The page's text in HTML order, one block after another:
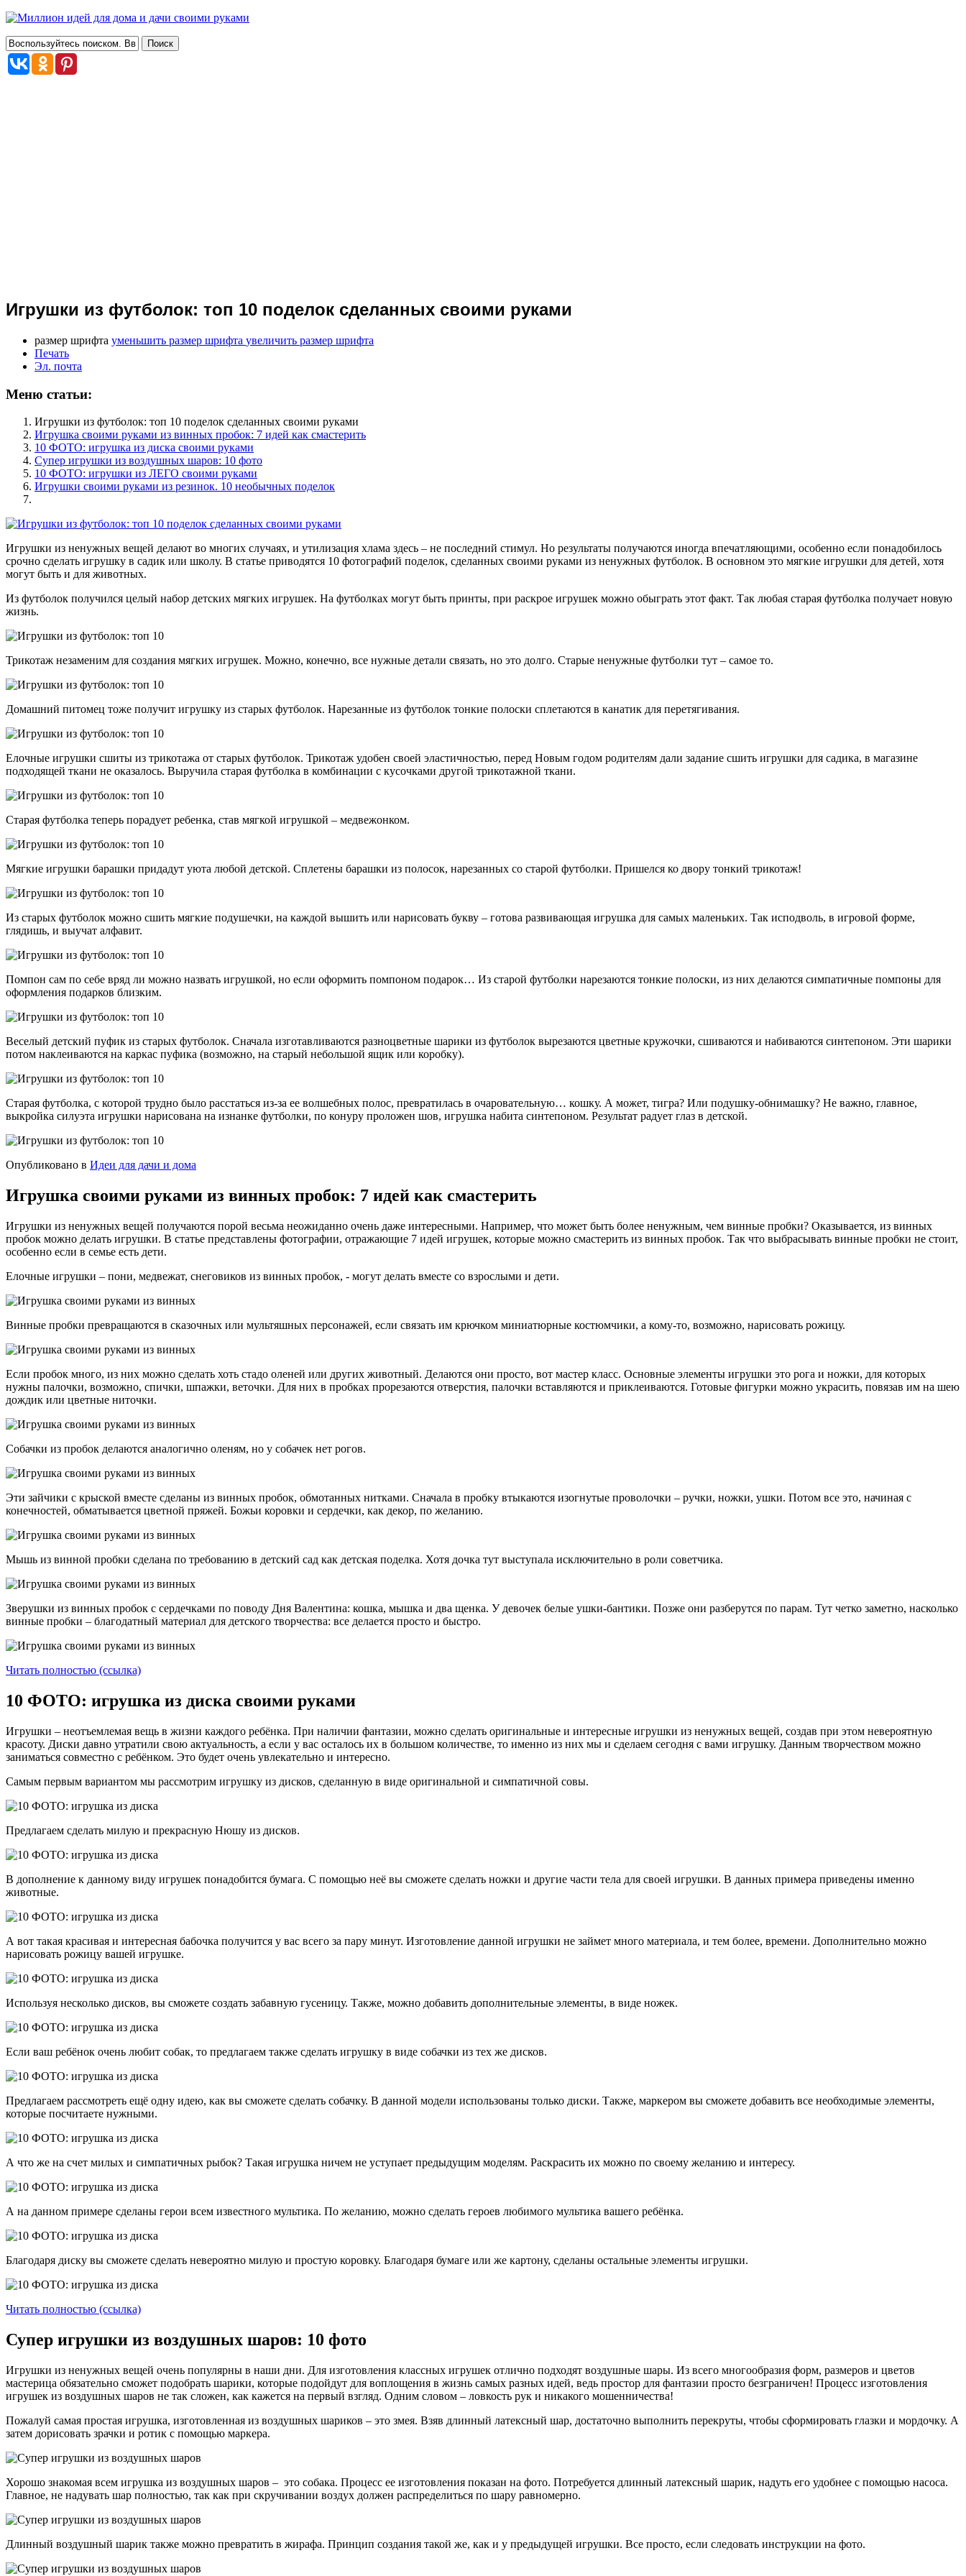
Игрушки из футболок: топ 10 поделок сделанных своими руками
размер шрифта уменьшить размер шрифта увеличить размер шрифта
Печать
Эл. почта
Меню статьи:
Игрушки из футболок: топ 10 поделок сделанных своими руками
Игрушка своими руками из винных пробок: 7 идей как смастерить
10 ФОТО: игрушка из диска своими руками
Супер игрушки из воздушных шаров: 10 фото
10 ФОТО: игрушки из ЛЕГО своими руками
Игрушки своими руками из резинок. 10 необычных поделок
Игрушки из ненужных вещей делают во многих случаях, и утилизация хлама здесь – не последний стимул. Но результаты получаются иногда впечатляющими, особенно если понадобилось
срочно сделать игрушку в садик или школу. В статье приводятся 10 фотографий поделок, сделанных своими руками из ненужных футболок. В основном это мягкие игрушки для детей, хотя
могут быть и для животных.
Из футболок получился целый набор детских мягких игрушек. На футболках могут быть принты, при раскрое игрушек можно обыграть этот факт. Так любая старая футболка получает новую
жизнь.
Трикотаж незаменим для создания мягких игрушек. Можно, конечно, все нужные детали связать, но это долго. Старые ненужные футболки тут – самое то.
Домашний питомец тоже получит игрушку из старых футболок. Нарезанные из футболок тонкие полоски сплетаются в канатик для перетягивания.
Елочные игрушки сшиты из трикотажа от старых футболок. Трикотаж удобен своей эластичностью, перед Новым годом родителям дали задание сшить игрушки для садика, в магазине
подходящей ткани не оказалось. Выручила старая футболка в комбинации с кусочками другой трикотажной ткани.
Старая футболка теперь порадует ребенка, став мягкой игрушкой – медвежонком.
Мягкие игрушки барашки придадут уюта любой детской. Сплетены барашки из полосок, нарезанных со старой футболки. Пришелся ко двору тонкий трикотаж!
Из старых футболок можно сшить мягкие подушечки, на каждой вышить или нарисовать букву – готова развивающая игрушка для самых маленьких. Так исподволь, в игровой форме,
глядишь, и выучат алфавит.
Помпон сам по себе вряд ли можно назвать игрушкой, но если оформить помпоном подарок… Из старой футболки нарезаются тонкие полоски, из них делаются симпатичные помпоны для
оформления подарков близким.
Веселый детский пуфик из старых футболок. Сначала изготавливаются разноцветные шарики из футболок вырезаются цветные кружочки, сшиваются и набиваются синтепоном. Эти шарики
потом наклеиваются на каркас пуфика (возможно, на старый небольшой ящик или коробку).
Старая футболка, с которой трудно было расстаться из-за ее волшебных полос, превратилась в очаровательную… кошку. А может, тигра? Или подушку-обнимашку? Не важно, главное,
выкройка силуэта игрушки нарисована на изнанке футболки, по конуру проложен шов, игрушка набита синтепоном. Результат радует глаз в детской.
Опубликовано в Идеи для дачи и дома
Игрушка своими руками из винных пробок: 7 идей как смастерить
Игрушки из ненужных вещей получаются порой весьма неожиданно очень даже интересными. Например, что может быть более ненужным, чем винные пробки? Оказывается, из винных
пробок можно делать игрушки. В статье представлены фотографии, отражающие 7 идей игрушек, которые можно смастерить из винных пробок. Так что выбрасывать винные пробки не стоит,
особенно если в семье есть дети.
Елочные игрушки – пони, медвежат, снеговиков из винных пробок, - могут делать вместе со взрослыми и дети.
Винные пробки превращаются в сказочных или мультяшных персонажей, если связать им крючком миниатюрные костюмчики, а кому-то, возможно, нарисовать рожицу.
Если пробок много, из них можно сделать хоть стадо оленей или других животный. Делаются они просто, вот мастер класс. Основные элементы игрушки это рога и ножки, для которых
нужны палочки, возможно, спички, шпажки, веточки. Для них в пробках прорезаются отверстия, палочки вставляются и приклеиваются. Готовые фигурки можно украсить, повязав им на шею
дождик или цветные ниточки.
Собачки из пробок делаются аналогично оленям, но у собачек нет рогов.
Эти зайчики с крыской вместе сделаны из винных пробок, обмотанных нитками. Сначала в пробку втыкаются изогнутые проволочки – ручки, ножки, ушки. Потом все это, начиная с
конечностей, обматывается цветной пряжей. Божьи коровки и сердечки, как декор, по желанию.
Мышь из винной пробки сделана по требованию в детский сад как детская поделка. Хотя дочка тут выступала исключительно в роли советчика.
Зверушки из винных пробок с сердечками по поводу Дня Валентина: кошка, мышка и два щенка. У девочек белые ушки-бантики. Позже они разберутся по парам. Тут четко заметно, насколько
винные пробки – благодатный материал для детского творчества: все делается просто и быстро.
Читать полностью (ссылка)
10 ФОТО: игрушка из диска своими руками
Игрушки – неотъемлемая вещь в жизни каждого ребёнка. При наличии фантазии, можно сделать оригинальные и интересные игрушки из ненужных вещей, создав при этом невероятную
красоту. Диски давно утратили свою актуальность, а если у вас осталось их в большом количестве, то именно из них мы и сделаем сегодня с вами игрушку. Данным творчеством можно
заниматься совместно с ребёнком. Это будет очень увлекательно и интересно.
Самым первым вариантом мы рассмотрим игрушку из дисков, сделанную в виде оригинальной и симпатичной совы.
Предлагаем сделать милую и прекрасную Нюшу из дисков.
В дополнение к данному виду игрушек понадобится бумага. С помощью неё вы сможете сделать ножки и другие части тела для своей игрушки. В данных примера приведены именно
животные.
А вот такая красивая и интересная бабочка получится у вас всего за пару минут. Изготовление данной игрушки не займет много материала, и тем более, времени. Дополнительно можно
нарисовать рожицу вашей игрушке.
Используя несколько дисков, вы сможете создать забавную гусеницу. Также, можно добавить дополнительные элементы, в виде ножек.
Если ваш ребёнок очень любит собак, то предлагаем также сделать игрушку в виде собачки из тех же дисков.
Предлагаем рассмотреть ещё одну идею, как вы сможете сделать собачку. В данной модели использованы только диски. Также, маркером вы сможете добавить все необходимые элементы,
которые посчитаете нужными.
А что же на счет милых и симпатичных рыбок? Такая игрушка ничем не уступает предыдущим моделям. Раскрасить их можно по своему желанию и интересу.
А на данном примере сделаны герои всем известного мультика. По желанию, можно сделать героев любимого мультика вашего ребёнка.
Благодаря диску вы сможете сделать невероятно милую и простую коровку. Благодаря бумаге или же картону, сделаны остальные элементы игрушки.
Читать полностью (ссылка)
Супер игрушки из воздушных шаров: 10 фото
Игрушки из ненужных вещей очень популярны в наши дни. Для изготовления классных игрушек отлично подходят воздушные шары. Из всего многообразия форм, размеров и цветов
мастерица обязательно сможет подобрать шарики, которые подойдут для воплощения в жизнь самых разных идей, ведь простор для фантазии просто безграничен! Процесс изготовления
игрушек из воздушных шаров не так сложен, как кажется на первый взгляд. Одним словом – ловкость рук и никакого мошенничества!
Пожалуй самая простая игрушка, изготовленная из воздушных шариков – это змея. Взяв длинный латексный шар, достаточно выполнить перекруты, чтобы сформировать глазки и мордочку. А
затем дорисовать зрачки и ротик с помощью маркера.
Хорошо знакомая всем игрушка из воздушных шаров – это собака. Процесс ее изготовления показан на фото. Потребуется длинный латексный шарик, надуть его удобнее с помощью насоса.
Главное, не надувать шар полностью, так как при скручивании воздух должен распределиться по шару равномерно.
Длинный воздушный шарик также можно превратить в жирафа. Принцип создания такой же, как и у предыдущей игрушки. Все просто, если следовать инструкции на фото.